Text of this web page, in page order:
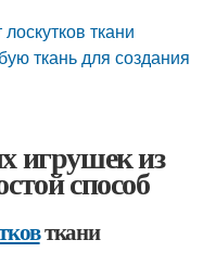
ткани
ткань для создания
игрушек из
способ
ткани